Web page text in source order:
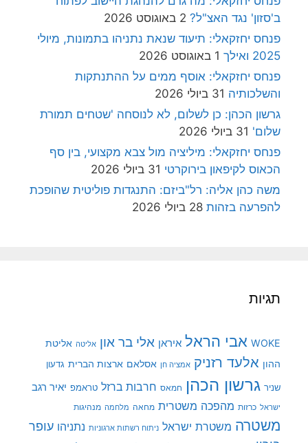
ב'סזון' נגד האצ"ל? 2 באוגוסט 2026
פנחס יחזקאלי: תיעוד שנאת נתניהו בתמונות, מיולי
2025 ואילך
1 באוגוסט 2026
פנחס יחזקאלי: אוסף ממים על ההתנתקות
והשלכותיה 31 ביולי 2026
גרשון הכהן: כן לשלום, לא לנוסחה 'שטחים תמורת
שלום' 31 ביולי 2026
פנחס יחזקאלי: מיליציה מול צבא מקצועי, בין סף
הכאוס לקיפאון בירוקרטי 31 ביולי 2026
משה כהן אליה: רל"ביזם: התנגדות פוליטית שהופכת
להפרעה בזהות 28 ביולי 2026
תגיות
WOKE אבי הראל איראן אלי בר און אליטה אליטת
ההון אלעד רזניק אמציה חן אסלאם ארצות הברית גדעון
שניר גרשון הכהן חמאס חרבות ברזל טראמפ יאיר רגב
ישראל כרזות מהפכה משטרית מחאה מלחמה מנהיגות
משטרה משטרת ישראל ניתוח רשתות ארגוניות נתניהו עופר